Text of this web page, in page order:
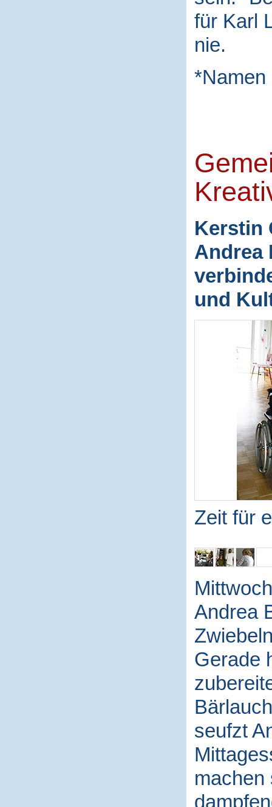
für Karl
nie.
*Namen
Kerstin
Andrea
und
Zeit für
Andrea
Gerade
seufzt
machen